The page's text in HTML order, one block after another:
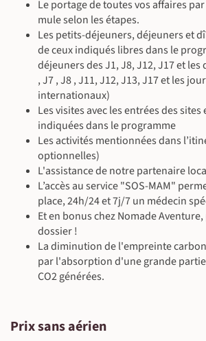
Le portage de toutes vos affaires
mule selon les étapes.
Les petits-déjeuners, déjeuners et
de ceux indiqués libres dans le
déjeuners des J1, J8, J12, J17 et les
, J7 , J8 , J11, J12, J13, J17 et les
internationaux)
Les visites avec les entrées des sites
indiquées dans le programme
Les activités mentionnées dans
optionnelles)
L'assistance de notre partenaire
L’accès au service "SOS-MAM"
place, 24h/24 et 7j/7 un médecin
Et en bonus chez Nomade
dossier !
La diminution de l'empreinte
par l'absorption d'une grande
CO2 générées.
Prix sans aérien